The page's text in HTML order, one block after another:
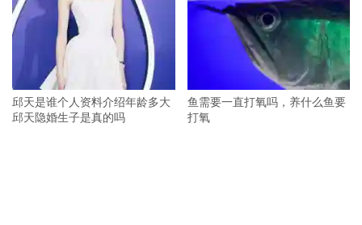
邱天是谁个人资料介绍年龄多大
邱天隐婚生子是真的吗
鱼需要一直打氧吗，养什么鱼要
打氧